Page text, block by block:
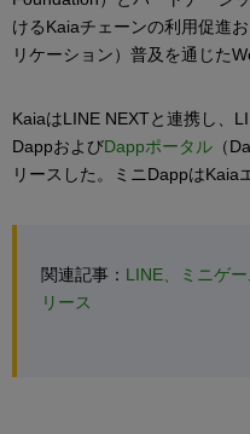
けるKaiaチェーンの利用促進
リケーション）普及を通じた
KaiaはLINE NEXTと連携し、
DappおよびDappポータル （
リースした。ミニDappはKaia
関連記事： LINE、ミニゲ
リース